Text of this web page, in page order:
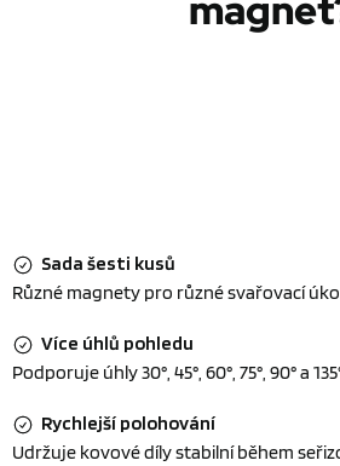
Sada šesti kusů
Různé magnety pro různé svařovací
Více úhlů pohledu
Podporuje úhly 30°, 45°, 60°, 75°, 90° a
Rychlejší polohování
Udržuje kovové díly stabilní během